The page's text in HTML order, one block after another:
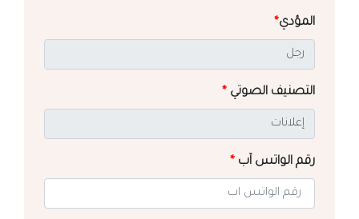
المؤدي*
التصنيف الصوتي *
رقم الواتس آب *